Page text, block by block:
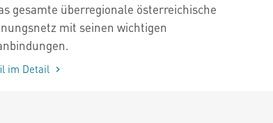
gesamte überregionale österreichische
mit seinen wichtigen
im Detail